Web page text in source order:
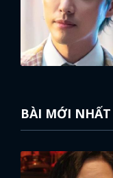
BÀI MỚI NHẤT